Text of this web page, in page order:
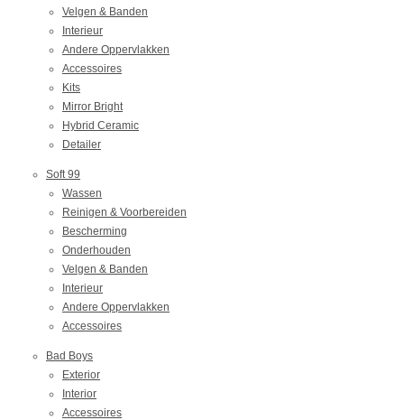
Velgen & Banden
Interieur
Andere Oppervlakken
Accessoires
Kits
Mirror Bright
Hybrid Ceramic
Detailer
Soft 99
Wassen
Reinigen & Voorbereiden
Bescherming
Onderhouden
Velgen & Banden
Interieur
Andere Oppervlakken
Accessoires
Bad Boys
Exterior
Interior
Accessoires